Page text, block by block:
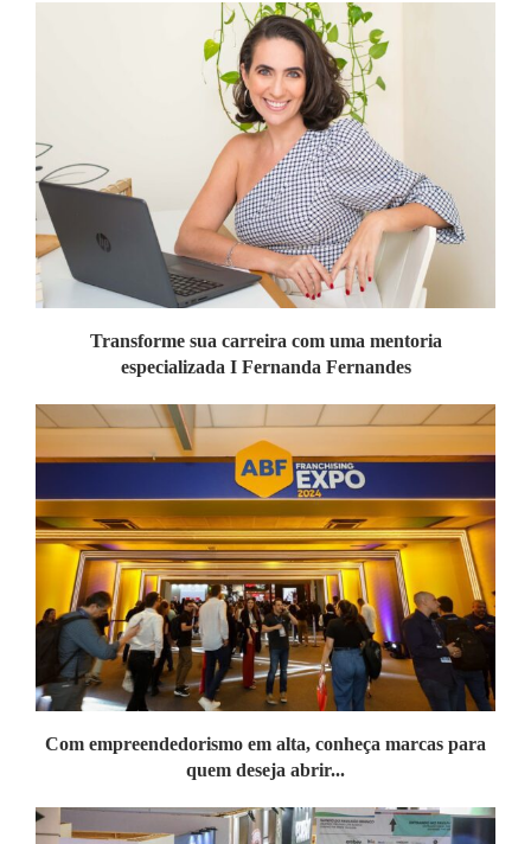
Transforme sua carreira com uma mentoria
especializada I Fernanda Fernandes
Com empreendedorismo em alta, conheça marcas para
quem deseja abrir...